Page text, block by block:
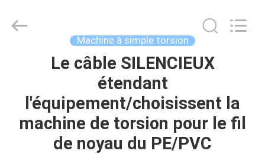
ACCUEIL
PRODUITS
VIDÉOS
Electrical
Machine à simple torsion
Le câble SILENCIEUX
étendant
l'équipement/choisissent la
machine de torsion pour le fil
de noyau du PE/PVC